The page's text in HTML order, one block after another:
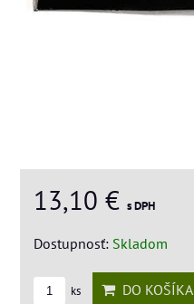
13,10 € s DPH
Dostupnosť: Skladom
ks DO KOŠÍKA